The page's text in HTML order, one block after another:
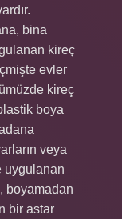
bina
kireç
evler
kireç
boya
veya
uygulanan
boyamadan
bir astar